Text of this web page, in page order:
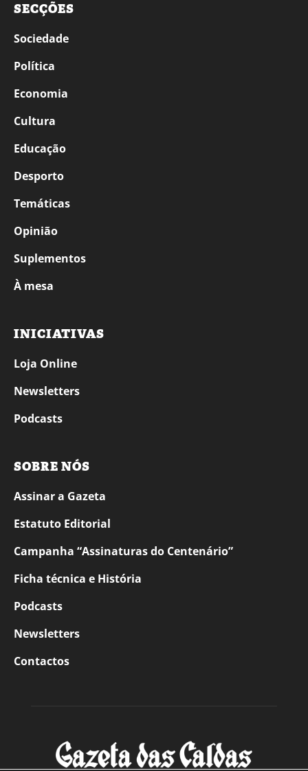
SECÇÕES
Sociedade
Política
Economia
Cultura
Educação
Desporto
Temáticas
Opinião
Suplementos
À mesa
INICIATIVAS
Loja Online
Newsletters
Podcasts
SOBRE NÓS
Assinar a Gazeta
Estatuto Editorial
Campanha “Assinaturas do Centenário”
Ficha técnica e História
Podcasts
Newsletters
Contactos